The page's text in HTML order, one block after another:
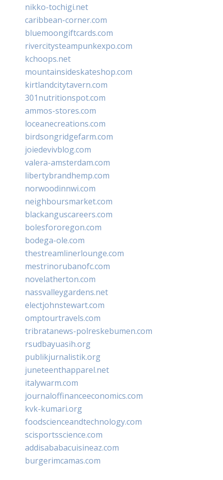
nikko-tochigi.net
caribbean-corner.com
bluemoongiftcards.com
rivercitysteampunkexpo.com
kchoops.net
mountainsideskateshop.com
kirtlandcitytavern.com
301nutritionspot.com
ammos-stores.com
loceanecreations.com
birdsongridgefarm.com
joiedevivblog.com
valera-amsterdam.com
libertybrandhemp.com
norwoodinnwi.com
neighboursmarket.com
blackanguscareers.com
bolesfororegon.com
bodega-ole.com
thestreamlinerlounge.com
mestrinorubanofc.com
novelatherton.com
nassvalleygardens.net
electjohnstewart.com
omptourtravels.com
tribratanews-polreskebumen.com
rsudbayuasih.org
publikjurnalistik.org
juneteenthapparel.net
italywarm.com
journaloffinanceeconomics.com
kvk-kumari.org
foodscienceandtechnology.com
scisportsscience.com
addisababacuisineaz.com
burgerimcamas.com